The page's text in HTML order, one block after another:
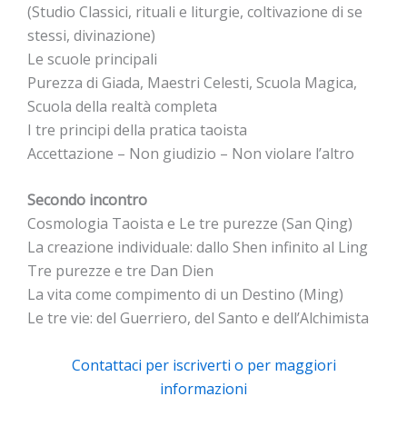
(Studio Classici, rituali e liturgie, coltivazione di se
stessi, divinazione)
Le scuole principali
Purezza di Giada, Maestri Celesti, Scuola Magica,
Scuola della realtà completa
I tre principi della pratica taoista
Accettazione – Non giudizio – Non violare l’altro
Secondo incontro
Cosmologia Taoista e Le tre purezze (San Qing)
La creazione individuale: dallo Shen infinito al Ling
Tre purezze e tre Dan Dien
La vita come compimento di un Destino (Ming)
Le tre vie: del Guerriero, del Santo e dell’Alchimista
Contattaci per iscriverti o per maggiori
informazioni